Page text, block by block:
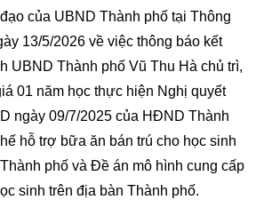
của UBND Thành phố tại Thông
13/5/2026 về việc thông báo kết
UBND Thành phố Vũ Thu Hà chủ trì,
01 năm học thực hiện Nghị quyết
ngày 09/7/2025 của HĐND Thành
hỗ trợ bữa ăn bán trú cho học sinh
phố và Đề án mô hình cung cấp
sinh trên địa bàn Thành phố.